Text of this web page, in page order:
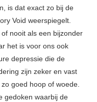
is dat exact zo bij de
Void weerspiegelt.
nooit als een bijzonder
het is voor ons ook
depressie die de
zijn zeker en vast
goed hoop of woede.
gedoken waarbij de